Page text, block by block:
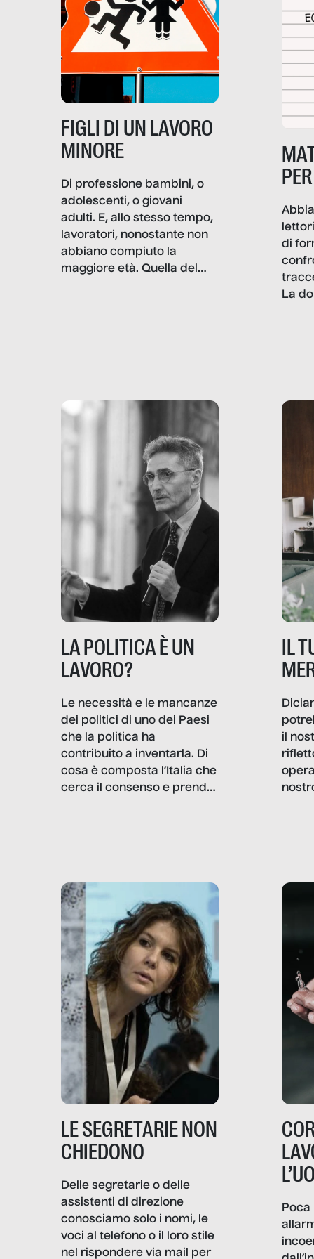
nasce dall’idea che guerre
e crisi penetrino nel tessuto
più intimo delle società per
alterarne le molecole
professionali – e, attraverso
esse, il senso stesso della
FIGLI DI UN LAVORO
MINORE
Di professione bambini, o
adolescenti, o giovani
adulti. E, allo stesso tempo,
lavoratori, nonostante non
abbiano compiuto la
maggiore età. Quella del
minori. […]
di
La
LA POLITICA È UN
LAVORO?
Le necessità e le mancanze
dei politici di uno dei Paesi
che la politica ha
contribuito a inventarla. Di
cosa è composta l’Italia che
cerca il consenso e prende
IL
il
LE SEGRETARIE NON
CHIEDONO
Delle segretarie o delle
assistenti di direzione
conosciamo solo i nomi, le
voci al telefono o il loro stile
nel rispondere via mail per